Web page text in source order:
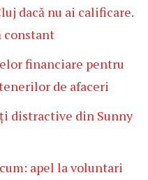
dacă nu ai calificare.
constant
financiare pentru
de afaceri
distractive din Sunny
apel la voluntari